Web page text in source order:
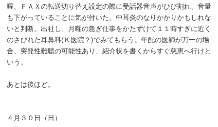
曜、ＦＡＸの転送切り替え設定の際に受話器音声がひび割れ、音量
も下がっていることに気が付いた。中耳炎のなりかかりかもしれな
いと判断。出社し、月曜の急ぎ仕事をかたずけて１１時すぎに近く
のさびれた耳鼻科(Ｋ医院？)でみてもらう。年配の医師が万一の場
合、突発性難聴の可能性あり、紹介状を書くからすぐ慈恵へ行けと
いう。
あとは後ほど。
４月３０日（日）